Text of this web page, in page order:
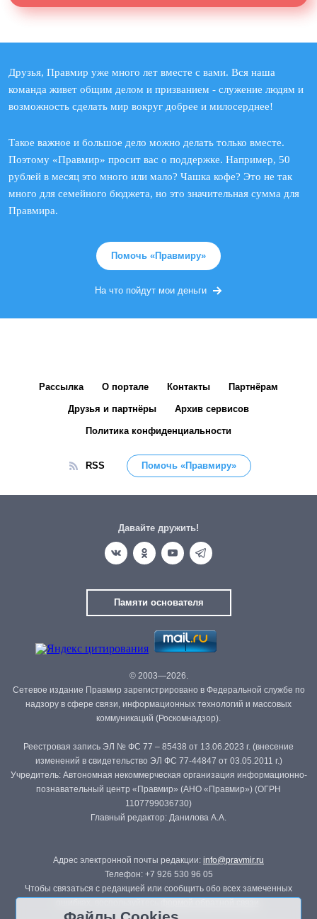
Друзья, Правмир уже много лет вместе с вами. Вся наша
команда живет общим делом и призванием - служение людям и
возможность сделать мир вокруг добрее и милосерднее!
Такое важное и большое дело можно делать только вместе.
Поэтому «Правмир» просит вас о поддержке. Например, 50
рублей в месяц это много или мало? Чашка кофе? Это не так
много для семейного бюджета, но это значительная сумма для
Правмира.
Помочь «Правмиру»
На что пойдут мои деньги
Рассылка О портале Контакты Партнёрам
Друзья и партнёры Архив сервисов
Политика конфиденциальности
RSS Помочь «Правмиру»
Давайте дружить!
Памяти основателя
© 2003—2026.
Сетевое издание Правмир зарегистрировано в Федеральной службе по
надзору в сфере связи, информационных технологий и массовых
коммуникаций (Роскомнадзор).
Реестровая запись ЭЛ № ФС 77 – 85438 от 13.06.2023 г. (внесение
изменений в свидетельство ЭЛ ФС 77-44847 от 03.05.2011 г.)
Учредитель: Автономная некоммерческая организация информационно-
познавательный центр «Правмир» (АНО «Правмир») (ОГРН
1107799036730)
Главный редактор: Данилова А.А.
Адрес электронной почты редакции: info@pravmir.ru
Телефон: +7 926 530 96 05
Чтобы связаться с редакцией или сообщить обо всех замеченных